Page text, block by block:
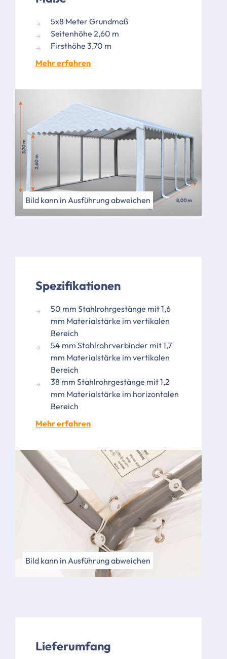
5x8 Meter Grundmaß
Seitenhöhe 2,60 m
Firsthöhe 3,70 m
Mehr erfahren
Bild kann in Ausführung abweichen
Spezifikationen
50 mm Stahlrohrgestänge mit 1,6
mm Materialstärke im vertikalen
Bereich
54 mm Stahlrohrverbinder mit 1,7
mm Materialstärke im vertikalen
Bereich
38 mm Stahlrohrgestänge mit 1,2
mm Materialstärke im horizontalen
Bereich
Mehr erfahren
Bild kann in Ausführung abweichen
Lieferumfang